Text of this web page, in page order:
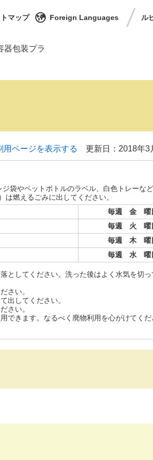
マップ Foreign Languages ル
包装プラ
用ページを表示する 更新日：2018年3
袋やペットボトルのラベル、白色トレーなど
燃えるごみに出してください。
毎週 金 曜
毎週 火 曜
毎週 木 曜
毎週 水 曜
としてください。洗った後はよく水気を切っ
さい。
出してください。
さい。
できます。なるべく廃物利用を心がけてくだ